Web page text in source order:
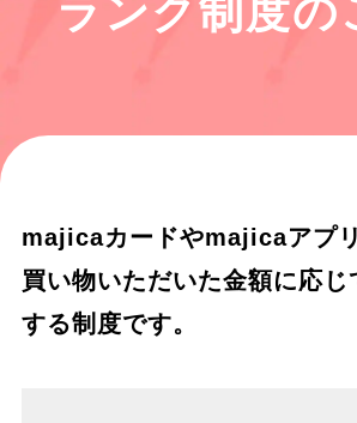
ランク制度の
majicaカードやmajicaアプ
買い物いただいた金額に応じ
する制度です。